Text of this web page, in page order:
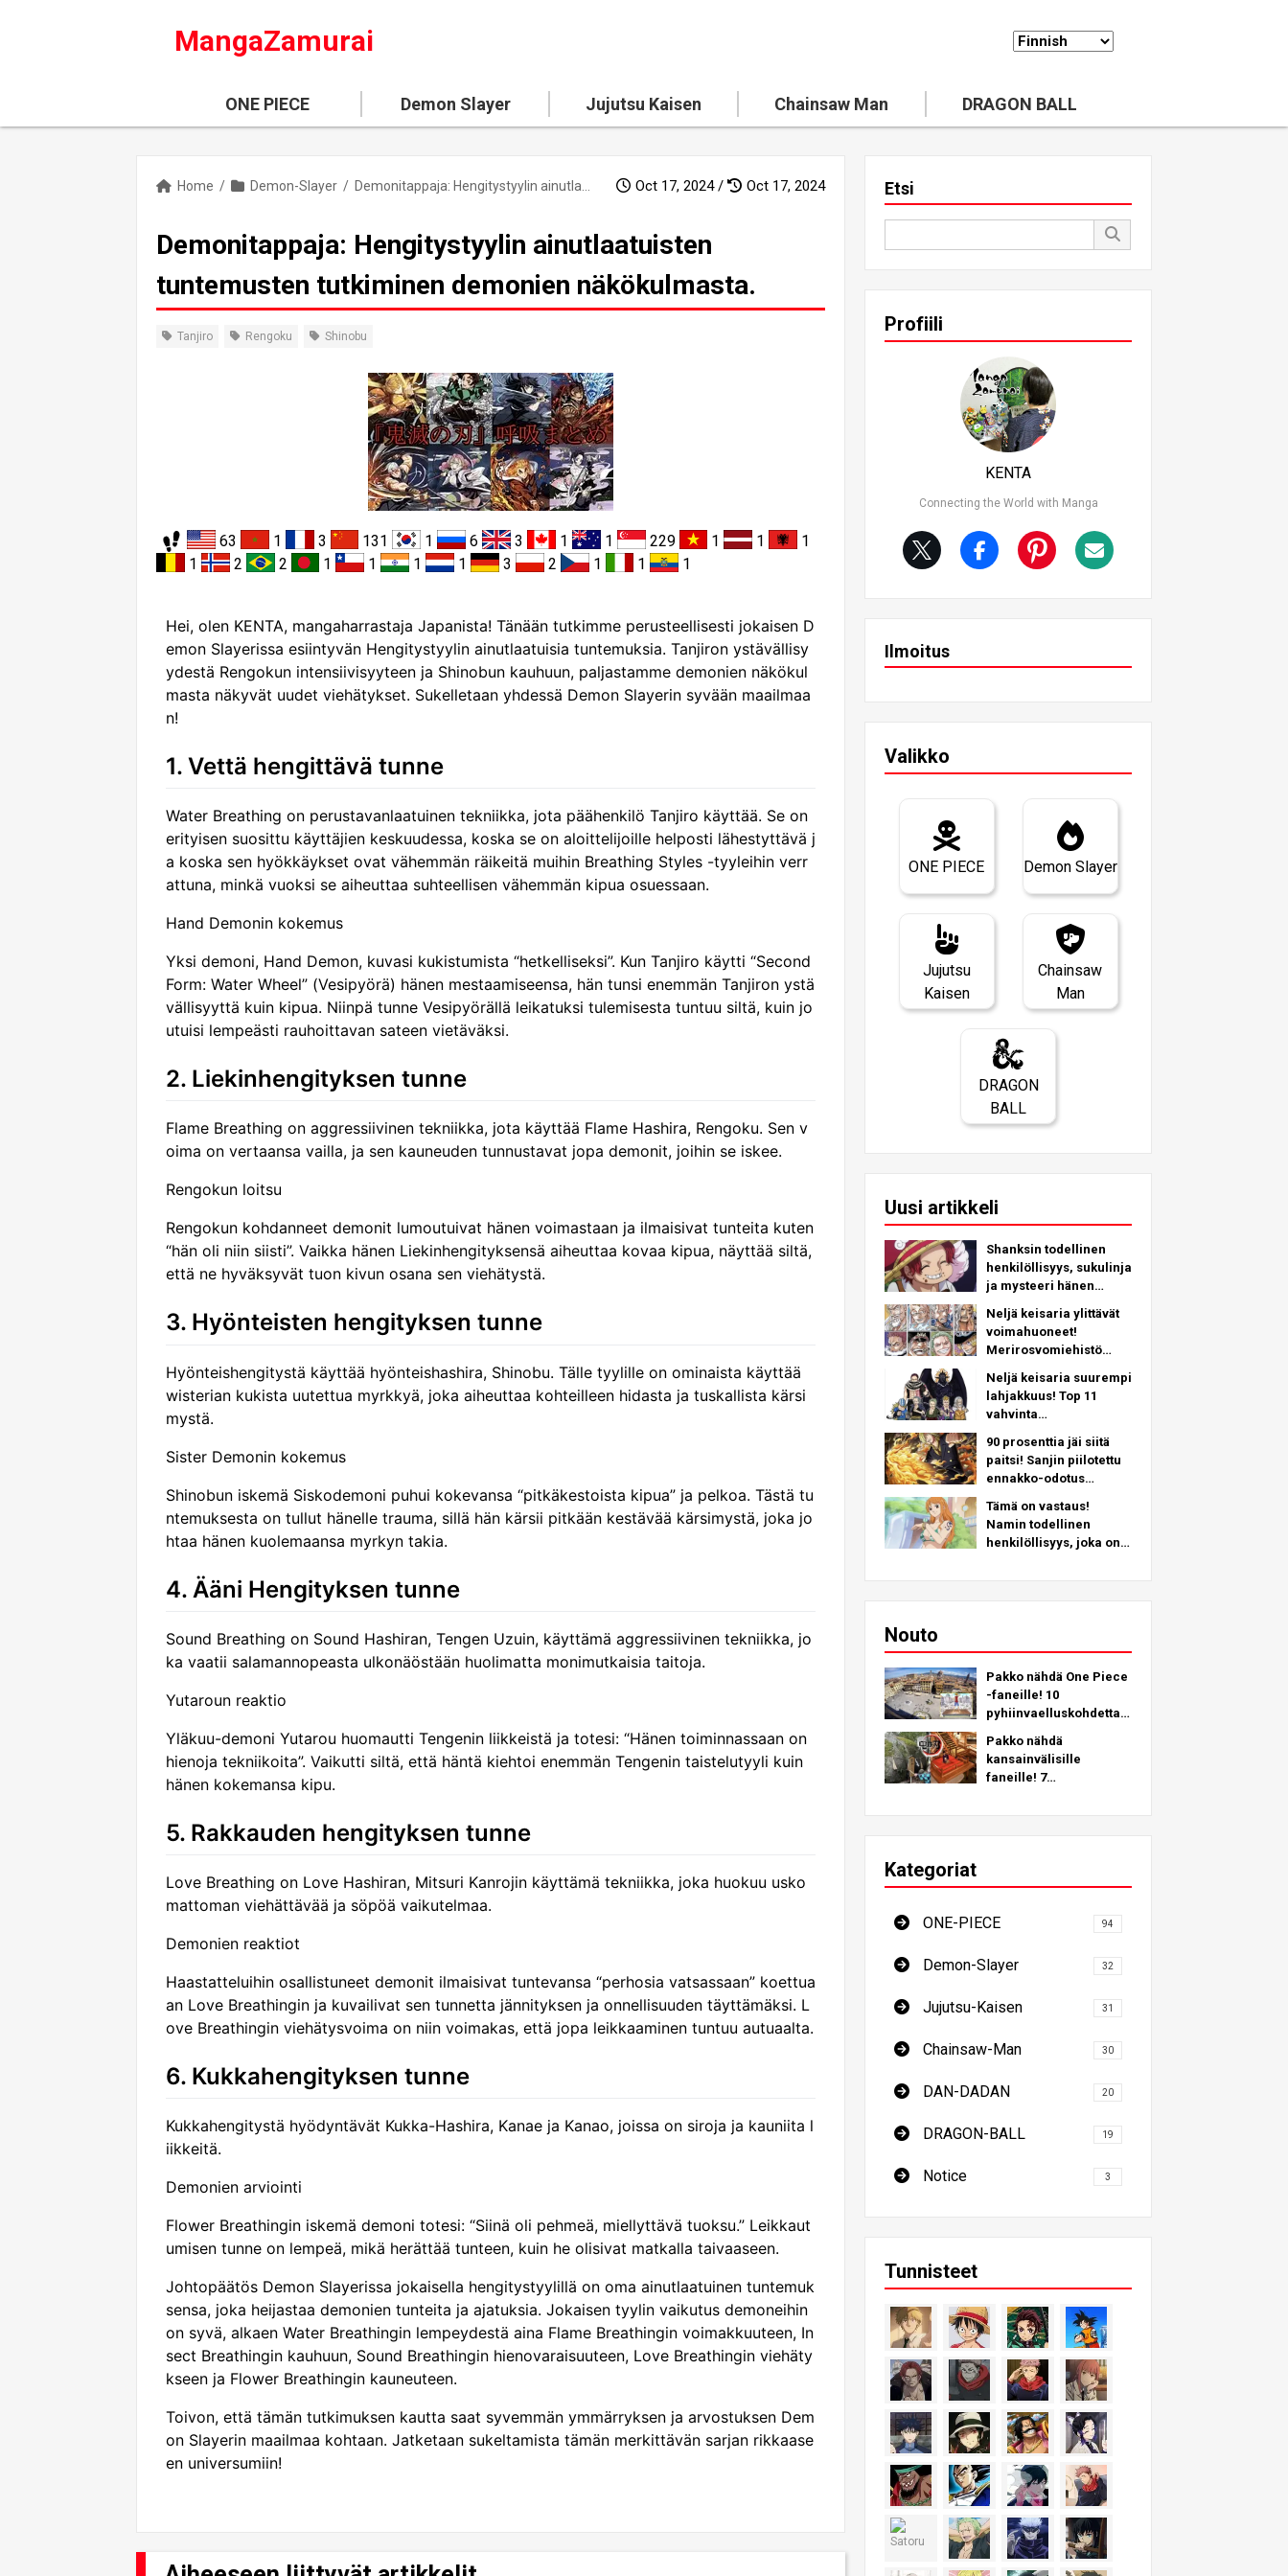
MangaZamurai
ONE PIECE Demon Slayer Jujutsu Kaisen Chainsaw Man DRAGON BALL
Home / Demon-Slayer / Oct 17, 2024 / Oct 17, 2024
Demonitappaja: Hengitystyylin ainutlaatuisten
tuntemusten tutkiminen demonien näkökulmasta.
Tanjiro Rengoku Shinobu
63 1 3 131 1 6 3 1 1 229 1 1
1
1
2 2 1 1 1 1 3 2 1 1 1
Hei, olen KENTA, mangaharrastaja Japanista! Tänään tutkimme perusteellisesti jokaisen D
emon Slayerissa esiintyvän Hengitystyylin ainutlaatuisia tuntemuksia. Tanjiron ystävällisy
ydestä Rengokun intensiivisyyteen ja Shinobun kauhuun, paljastamme demonien näkökul
masta näkyvät uudet viehätykset. Sukelletaan yhdessä Demon Slayerin syvään maailmaa
n!
1. Vettä hengittävä tunne
Water Breathing on perustavanlaatuinen tekniikka, jota päähenkilö Tanjiro käyttää. Se on
erityisen suosittu käyttäjien keskuudessa, koska se on aloittelijoille helposti lähestyttävä j
a koska sen hyökkäykset ovat vähemmän räikeitä muihin Breathing Styles -tyyleihin verr
attuna, minkä vuoksi se aiheuttaa suhteellisen vähemmän kipua osuessaan.
Hand Demonin kokemus
Yksi demoni, Hand Demon, kuvasi kukistumista “hetkelliseksi”. Kun Tanjiro käytti “Second
Form: Water Wheel” (Vesipyörä) hänen mestaamiseensa, hän tunsi enemmän Tanjiron ystä
vällisyyttä kuin kipua. Niinpä tunne Vesipyörällä leikatuksi tulemisesta tuntuu siltä, kuin jo
utuisi lempeästi rauhoittavan sateen vietäväksi.
2. Liekinhengityksen tunne
Flame Breathing on aggressiivinen tekniikka, jota käyttää Flame Hashira, Rengoku. Sen v
oima on vertaansa vailla, ja sen kauneuden tunnustavat jopa demonit, joihin se iskee.
Rengokun loitsu
Rengokun kohdanneet demonit lumoutuivat hänen voimastaan ja ilmaisivat tunteita kuten
“hän oli niin siisti”. Vaikka hänen Liekinhengityksensä aiheuttaa kovaa kipua, näyttää siltä,
että ne hyväksyvät tuon kivun osana sen viehätystä.
3. Hyönteisten hengityksen tunne
Hyönteishengitystä käyttää hyönteishashira, Shinobu. Tälle tyylille on ominaista käyttää
wisterian kukista uutettua myrkkyä, joka aiheuttaa kohteilleen hidasta ja tuskallista kärsi
mystä.
Sister Demonin kokemus
Shinobun iskemä Siskodemoni puhui kokevansa “pitkäkestoista kipua” ja pelkoa. Tästä tu
ntemuksesta on tullut hänelle trauma, sillä hän kärsii pitkään kestävää kärsimystä, joka jo
htaa hänen kuolemaansa myrkyn takia.
4. Ääni Hengityksen tunne
Sound Breathing on Sound Hashiran, Tengen Uzuin, käyttämä aggressiivinen tekniikka, jo
ka vaatii salamannopeasta ulkonäöstään huolimatta monimutkaisia taitoja.
Yutaroun reaktio
Yläkuu-demoni Yutarou huomautti Tengenin liikkeistä ja totesi: “Hänen toiminnassaan on
hienoja tekniikoita”. Vaikutti siltä, että häntä kiehtoi enemmän Tengenin taistelutyyli kuin
hänen kokemansa kipu.
5. Rakkauden hengityksen tunne
Love Breathing on Love Hashiran, Mitsuri Kanrojin käyttämä tekniikka, joka huokuu usko
mattoman viehättävää ja söpöä vaikutelmaa.
Demonien reaktiot
Haastatteluihin osallistuneet demonit ilmaisivat tuntevansa “perhosia vatsassaan” koettua
an Love Breathingin ja kuvailivat sen tunnetta jännityksen ja onnellisuuden täyttämäksi. L
ove Breathingin viehätysvoima on niin voimakas, että jopa leikkaaminen tuntuu autuaalta.
6. Kukkahengityksen tunne
Kukkahengitystä hyödyntävät Kukka-Hashira, Kanae ja Kanao, joissa on siroja ja kauniita l
iikkeitä.
Demonien arviointi
Flower Breathingin iskemä demoni totesi: “Siinä oli pehmeä, miellyttävä tuoksu.” Leikkaut
umisen tunne on lempeä, mikä herättää tunteen, kuin he olisivat matkalla taivaaseen.
Johtopäätös Demon Slayerissa jokaisella hengitystyylillä on oma ainutlaatuinen tuntemuk
sensa, joka heijastaa demonien tunteita ja ajatuksia. Jokaisen tyylin vaikutus demoneihin
on syvä, alkaen Water Breathingin lempeydestä aina Flame Breathingin voimakkuuteen, In
sect Breathingin kauhuun, Sound Breathingin hienovaraisuuteen, Love Breathingin viehäty
kseen ja Flower Breathingin kauneuteen.
Toivon, että tämän tutkimuksen kautta saat syvemmän ymmärryksen ja arvostuksen Dem
on Slayerin maailmaa kohtaan. Jatketaan sukeltamista tämän merkittävän sarjan rikkaase
en universumiin!
Etsi
Profiili
KENTA
Connecting the World with Manga
Ilmoitus
Valikko
ONE PIECE Demon Slayer
Jujutsu
Kaisen
Chainsaw
Man
DRAGON
BALL
Uusi artikkeli
Shanksin todellinen
henkilöllisyys, sukulinja
ja mysteeri hänen
takana - syvällinen
analyysi uusimmasta
luvusta!
Neljä keisaria ylittävät
voimahuoneet!
Merirosvomiehistö
sijoitukset TOP 11 (5.
sijalta 1. sijalle)
Neljä keisaria suurempi
lahjakkuus! Top 11
vahvinta
nro 2 hahmoa (11.
sijalta 6. sijalle)
90 prosenttia jäi siitä
paitsi! Sanjin piilotettu
ennakko-odotus
Tämä on vastaus!
Namin todellinen
henkilöllisyys, joka on
Nouto
Pakko nähdä One Piece
-faneille! 10
pyhiinvaelluskohdetta,
inspiraationsa
todellisista paikoista
ympäri maapalloa!
Pakko nähdä
kansainvälisille
faneille! 7
tutustumiseen
Kategoriat
ONE-PIECE 94
Demon-Slayer 32
Jujutsu-Kaisen 31
Chainsaw-Man 30
DAN-DADAN 20
DRAGON-BALL 19
Notice 3
Tunnisteet